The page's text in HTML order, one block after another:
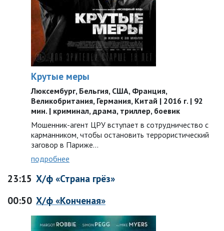
Крутые меры
Люксембург, Бельгия, США, Франция,
Великобритания, Германия, Китай | 2016 г. | 92
мин. | криминал, драма, триллер, боевик
Мошенник-агент ЦРУ вступает в сотрудничество с
карманником, чтобы остановить террористический
заговор в Париже…
подробнее
23:15 Х/ф «Страна грёз»
00:50 Х/ф «Конченая»